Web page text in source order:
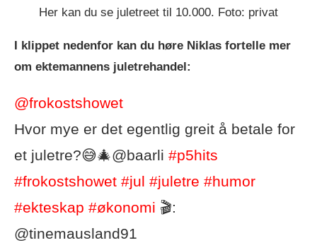
Her kan du se juletreet til 10.000. Foto: privat
I klippet nedenfor kan du høre Niklas fortelle mer
om ektemannens juletrehandel:
@frokostshowet
Hvor mye er det egentlig greit å betale for
et juletre?😅🎄@baarli #p5hits
#frokostshowet #jul #juletre #humor
#ekteskap #økonomi 🎬:
@tinemausland91